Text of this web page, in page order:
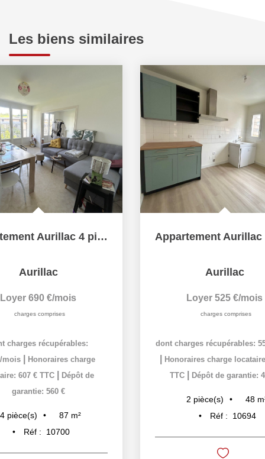
Les biens similaires
Appartement Aurillac 2 pièce(s)
Loyer 525 €/mois
dont charges récupérables: 55 €/mois
|Honoraires charge locataire: 434 €
TTC
Dépôt de garantie: 470 €
Réf :
|Honoraires
TTC|